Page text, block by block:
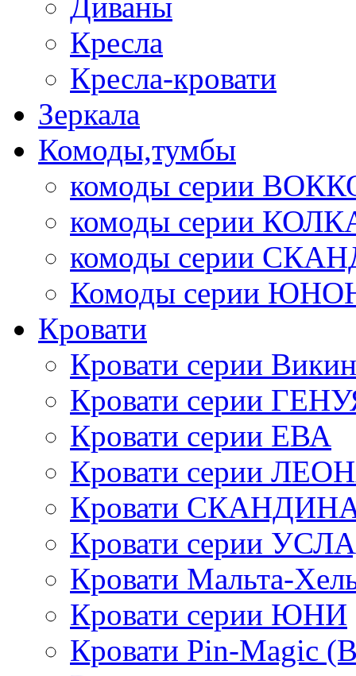
Диваны
Кресла
Кресла-кровати
Зеркала
Комоды,тумбы
комоды серии
комоды серии
комоды серии
Комоды серии
Кровати
Кровати серии
Кровати серии
Кровати серии ЕВА
Кровати серии
Кровати
Кровати серии
Кровати Мальта-
Кровати серии ЮНИ
Кровати Pin-Magic